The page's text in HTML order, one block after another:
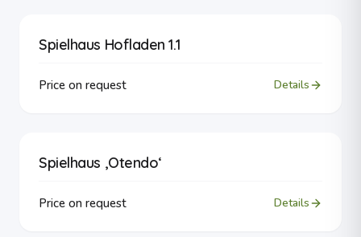
Spielhaus Hofladen 1.1
Price on request Details
Spielhaus ‚Otendo‘
Price on request Details